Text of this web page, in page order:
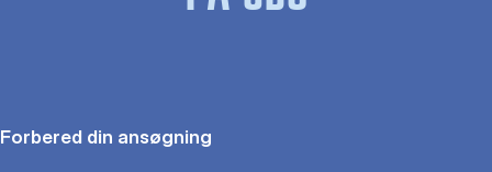
Forbered din ansøgning